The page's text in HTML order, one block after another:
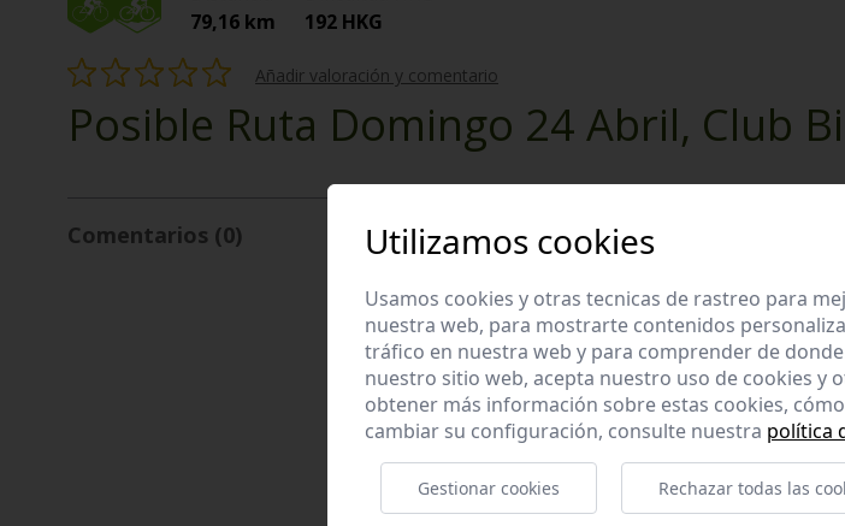
79,16 km
192 HKG
Añadir valoración y comentario
Posible Ruta Domingo 24 Abril, Club
Comentarios (0)
Enviar
Utilizamos cookies
Usamos cookies y otras tecnicas de rastreo para
nuestra web, para mostrarte contenidos
tráfico en nuestra web y para comprender de
nuestro sitio web, acepta nuestro uso de cookies y
obtener más información sobre estas cookies,
cambiar su configuración, consulte nuestra política
Gestionar cookies Rechazar todas las